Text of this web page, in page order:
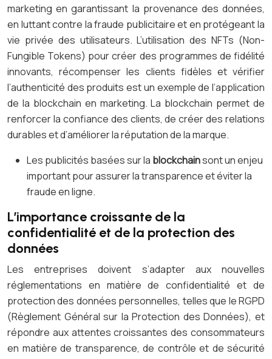
marketing en garantissant la provenance des données,
en luttant contre la fraude publicitaire et en protégeant la
vie privée des utilisateurs. L’utilisation des NFTs (Non-
Fungible Tokens) pour créer des programmes de fidélité
innovants, récompenser les clients fidèles et vérifier
l’authenticité des produits est un exemple de l’application
de la blockchain en marketing. La blockchain permet de
renforcer la confiance des clients, de créer des relations
durables et d’améliorer la réputation de la marque.
Les publicités basées sur la blockchainsont un enjeu
important pour assurer la transparence et éviter la
fraude en ligne.
L’importance croissante de la
confidentialité et de la protection des
données
Les entreprises doivent s’adapter aux nouvelles
réglementations en matière de confidentialité et de
protection des données personnelles, telles que le RGPD
(Règlement Général sur la Protection des Données), et
répondre aux attentes croissantes des consommateurs
en matière de transparence, de contrôle et de sécurité